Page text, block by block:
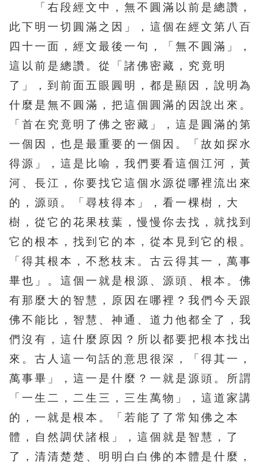
142 143 144
146 147 148 149
151 152 153 154 155
156 157 158 159 160
166 167 168 169 170
171 172 173 174 175
176 177 178 179 180
181 182 183 184 185
186 187 188 189 190
196 197 198 199 200
201 202 203 204 205
206 207 208 209 210
211 212 213 214
222 223 224 225
226 227 228 229 230
231 232 233 234 235
「右段經文中，無不圓滿以前是總讚，
此下明一切圓滿之因」，這個在經文第八百
四十一面，經文最後一句，「無不圓滿」，
這以前是總讚。從「諸佛密藏，究竟明
了」，到前面五眼圓明，都是顯因，說明為
什麼是無不圓滿，把這個圓滿的因說出來。
「首在究竟明了佛之密藏」，這是圓滿的第
一個因，也是最重要的一個因。「故如探水
得源」，這是比喻，我們要看這個江河，黃
河、長江，你要找它這個水源從哪裡流出來
的，源頭。「尋枝得本」，看一棵樹，大
樹，從它的花果枝葉，慢慢你去找，就找到
它的根本，找到它的本，從本見到它的根。
「得其根本，不愁枝末。古云得其一，萬事
畢也」。這個一就是根源、源頭、根本。佛
有那麼大的智慧，原因在哪裡？我們今天跟
佛不能比，智慧、神通、道力他都全了，我
們沒有，這什麼原因？所以都要把根本找出
來。古人這一句話的意思很深，「得其一，
萬事畢」，這一是什麼？一就是源頭。所謂
「一生二，二生三，三生萬物」，這道家講
的，一就是根本。「若能了了常知佛之本
體，自然調伏諸根」，這個就是智慧，了
了，清清楚楚、明明白白佛的本體是什麼，